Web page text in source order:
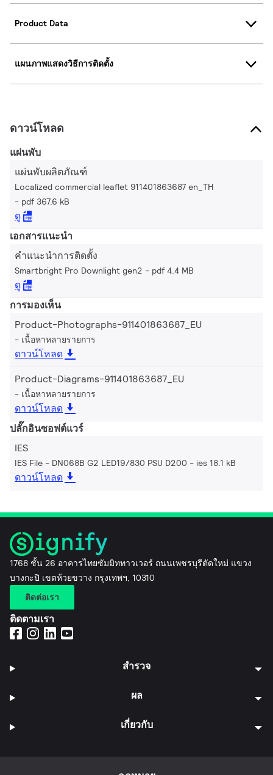
Product Data
แผนภาพแสดงวิธีการติดตั้ง
ดาวน์โหลด
แผ่นพับ
แผ่นพับผลิตภัณฑ์
Localized commercial leaflet 911401863687 en_TH
pdf 367.6 kB
ดู
เอกสารแนะนำ
คำแนะนำการติดตั้ง
Smartbright Pro Downlight gen2 pdf 4.4 MB
ดู
การมองเห็น
Product-Photographs-911401863687_EU
เนื้อหาหลายรายการ
ดาวน์โหลด
Product-Diagrams-911401863687_EU
เนื้อหาหลายรายการ
ดาวน์โหลด
ปลั๊กอินซอฟต์แวร์
IES
IES File - DN068B G2 LED19/830 PSU D200 ies 18.1 kB
ดาวน์โหลด
1768 ชั้น 26 อาคารไทยซัมมิททาวเวอร์ ถนนเพชรบุรีตัดใหม่ แขวง
บางกะปิ เขตห้วยขวาง กรุงเทพฯ, 10310
ติดต่อเรา
ติดตามเรา
สำรวจ
ผล
เกี่ยวกับ